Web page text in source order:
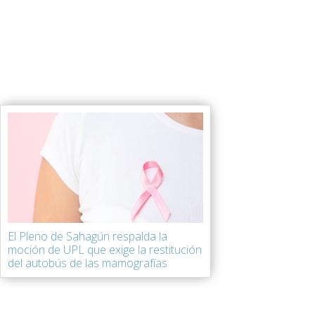
El Pleno de Sahagún respalda la
moción de UPL que exige la restitución
del autobús de las mamografías